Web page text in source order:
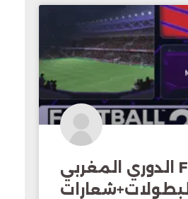
الدوري المغربي FM26 +
البطولات+شعارات